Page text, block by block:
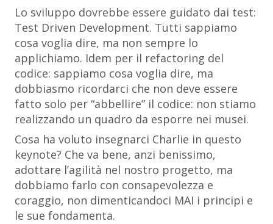
Lo sviluppo dovrebbe essere guidato dai test:
Test Driven Development. Tutti sappiamo
cosa voglia dire, ma non sempre lo
applichiamo. Idem per il refactoring del
codice: sappiamo cosa voglia dire, ma
dobbiasmo ricordarci che non deve essere
fatto solo per “abbellire” il codice: non stiamo
realizzando un quadro da esporre nei musei.
Cosa ha voluto insegnarci Charlie in questo
keynote? Che va bene, anzi benissimo,
adottare l’agilità nel nostro progetto, ma
dobbiamo farlo con consapevolezza e
coraggio, non dimenticandoci MAI i principi e
le sue fondamenta.